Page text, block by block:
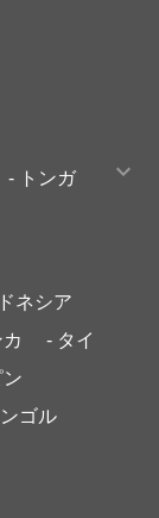
- トンガ
ネシア
- タイ
ゴル